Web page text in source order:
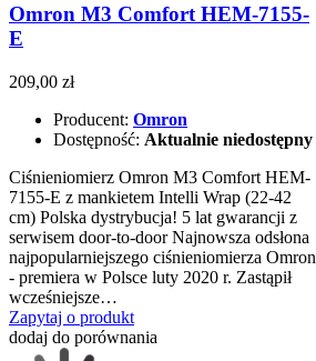
Omron M3 Comfort HEM-7155-
E
209,00 zł
Producent: Omron
Dostępność: Aktualnie niedostępny
Ciśnieniomierz Omron M3 Comfort HEM-
7155-E z mankietem Intelli Wrap (22-42
cm) Polska dystrybucja! 5 lat gwarancji z
serwisem door-to-door Najnowsza odsłona
najpopularniejszego ciśnieniomierza Omron
- premiera w Polsce luty 2020 r. Zastąpił
wcześniejsze…
Zapytaj o produkt
dodaj do porównania